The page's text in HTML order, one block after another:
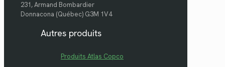
231, Armand Bombardier
Donnacona (Québec) G3M 1V4
Autres produits
Produits Atlas Copco